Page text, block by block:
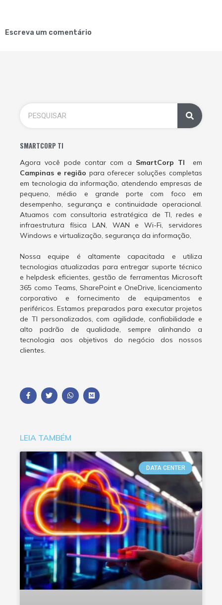
Escreva um comentário
SMARTCORP TI
Agora você pode contar com a SmartCorp TI em
Campinas e região para oferecer soluções completas
em tecnologia da informação, atendendo empresas de
pequeno, médio e grande porte com foco em
desempenho, segurança e continuidade operacional.
Atuamos com consultoria estratégica de TI, redes e
infraestrutura física LAN, WAN e Wi-Fi, servidores
Windows e virtualização, segurança da informação,
Nossa equipe é altamente capacitada e utiliza
tecnologias atualizadas para entregar suporte técnico
e helpdesk eficientes, gestão de ferramentas Microsoft
365 como Teams, SharePoint e OneDrive, licenciamento
corporativo e fornecimento de equipamentos e
periféricos. Estamos preparados para executar projetos
de TI personalizados, com agilidade, confiabilidade e
alto padrão de qualidade, sempre alinhando a
tecnologia aos objetivos do negócio dos nossos
clientes.
LEIA TAMBÉM
DATA CENTER